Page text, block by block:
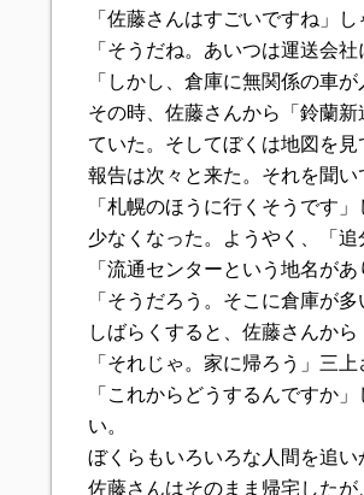
「佐藤さんはすごいですね」
「そうだね。あいつは運送会
「しかし、倉庫に無関係の車
その時、佐藤さんから「鈴蘭
ていた。そしてぼくは地図を
報告は次々と来た。それを聞い
「札幌のほうに行くそうです
少なくなった。ようやく、「
「流通センターという地名が
「そうだろう。そこに倉庫が
しばらくすると、佐藤さんか
「それじゃ。家に帰ろう」三
「これからどうするんですか
い。
ぼくらもいろいろな人間を追
佐藤さんはそのまま帰宅したが